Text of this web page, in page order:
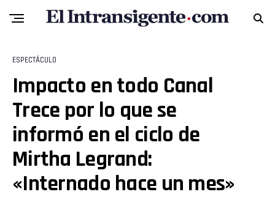
ESPECTÁCULO
Impacto en todo Canal
Trece por lo que se
informó en el ciclo de
Mirtha Legrand:
«Internado hace un mes»
Flipboard
Reddit
Pinterest